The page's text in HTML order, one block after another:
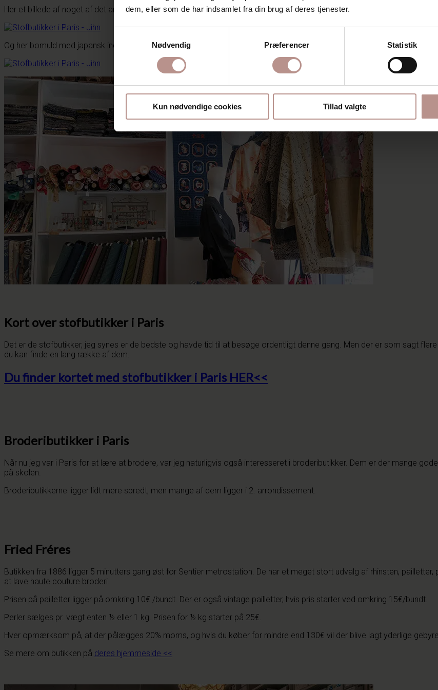
dem, eller som de har indsamlet fra din brug af deres tjenester.
Nødvendig
Præferencer Statistik
Kun nødvendige cookies Tillad valgte
Her et billede af noget af det antikke silke, du kan købe i butikken:
Og her bomuld med japansk indigo print:
Kort over stofbutikker i Paris
Det er de stofbutikker, jeg synes er de bedste og havde tid til at besøge ordentligt denne gang. Men der er som sagt
du kan finde en lang række af dem.
Du finder kortet med stofbutikker i Paris HER<<
Brodeributikker i Paris
Når nu jeg var i Paris for at lære at brodere, var jeg naturligvis også interesseret i brodeributikker. Dem er der mange
på skolen.
Brodeributikkerne ligger lidt mere spredt, men mange af dem ligger i 2. arrondissement.
Fried Fréres
Butikken fra 1886 ligger 5 minutters gang øst for Sentier metrostation. De har et meget stort udvalg af rhinsten,
at lave haute couture broderi.
Prisen på pailletter ligger på omkring 10€ /bundt. Der er også vintage pailletter, hvis pris starter ved omkring 15€/bundt.
Perler sælges pr. vægt enten ½ eller 1 kg. Prisen for ½ kg starter på 25€.
Hver opmærksom på, at der pålægges 20% moms, og hvis du køber for mindre end 130€ vil der blive lagt yderlige
Se mere om butikken på deres hjemmeside <<